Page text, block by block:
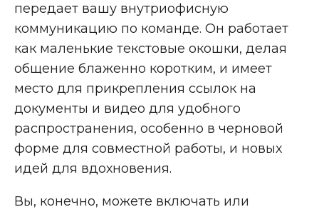
передает вашу внутриофисную
коммуникацию по команде. Он работает
как маленькие текстовые окошки, делая
общение блаженно коротким, и имеет
место для прикрепления ссылок на
документы и видео для удобного
распространения, особенно в черновой
форме для совместной работы, и новых
идей для вдохновения.
Вы, конечно, можете включать или